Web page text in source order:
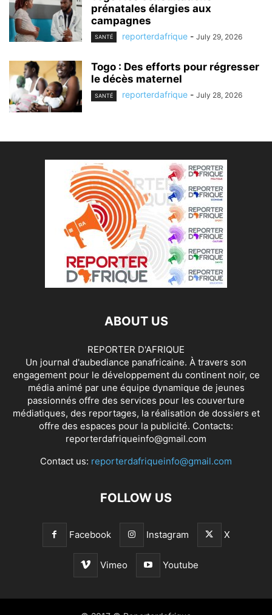
prénatales élargies aux
campagnes
SANTÉ reporterdafrique - July 29, 2026
Togo : Des efforts pour régresser
le décès maternel
SANTÉ reporterdafrique - July 28, 2026
ABOUT US
REPORTER D'AFRIQUE
Un journal d'aubediance panafricaine. À travers son
engagement pour le développement du continent noir, ce
média animé par une équipe dynamique de jeunes
passionnés offre des services pour les couverture
médiatiques, des reportages, la réalisation de dossiers et
offre des espaces pour la publicité. Contacts:
reporterdafriqueinfo@gmail.com
Contact us: reporterdafriqueinfo@gmail.com
FOLLOW US
Facebook Instagram X
Vimeo Youtube